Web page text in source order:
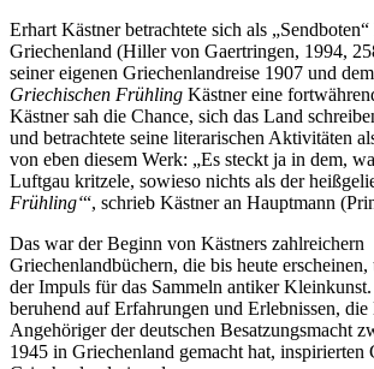
Erhart Kästner betrachtete sich als
Griechenland (Hiller von Gaertringen, 1994,
seiner eigenen Griechenlandreise 1907 und
Griechischen Frühling Kästner eine
Kästner sah die Chance, sich das Land
und betrachtete seine literarischen Aktivitäten
von eben diesem Werk: „Es steckt ja in dem,
Luftgau kritzele, sowieso nichts als der
Frühling‘“, schrieb Kästner an Hauptmann
Das war der Beginn von Kästners zahlreichern
Griechenlandbüchern, die bis heute
der Impuls für das Sammeln antiker
beruhend auf Erfahrungen und Erlebnissen, die
Angehöriger der deutschen Besatzungsmacht
1945 in Griechenland gemacht hat, inspirierten